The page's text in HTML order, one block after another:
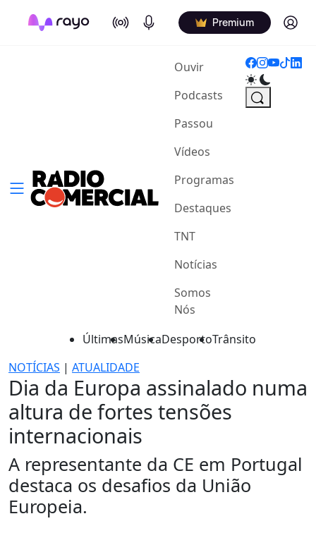
On Air Podcasts Premium Log in
Ouvir(current)
Podcasts
Passou
Vídeos
Programas
Destaques
TNT
Notícias
Somos
Nós
ÚltimasMúsicaDesportoTrânsito
NOTÍCIAS | ATUALIDADE
Dia da Europa assinalado numa
altura de fortes tensões
internacionais
A representante da CE em Portugal
destaca os desafios da União
Europeia.